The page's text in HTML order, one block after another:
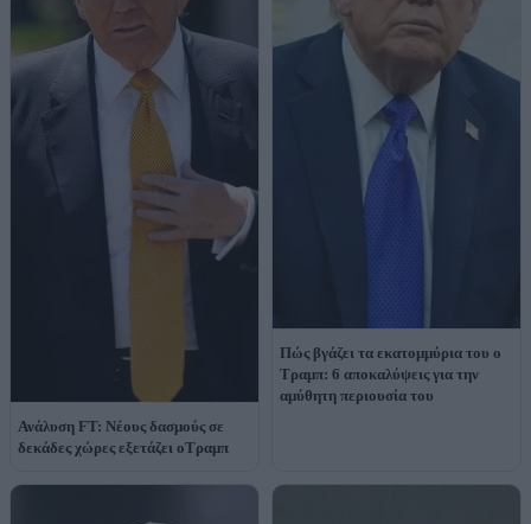
Ανάλυση FT: Νέους δασμούς σε
δεκάδες χώρες εξετάζει οΤραμπ
Πώς βγάζει τα εκατομμύρια του ο
Τραμπ: 6 αποκαλύψεις για την
αμύθητη περιουσία του